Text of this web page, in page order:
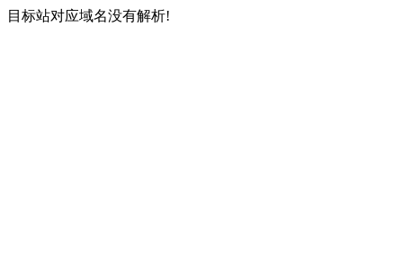
目标站对应域名没有解析!